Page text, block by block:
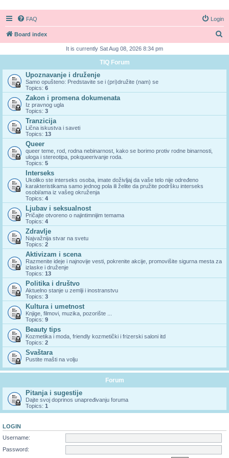
FAQ Login
Board index
r
It is currently Sat Aug 08, 2026 8:34 pm
TIQ Forum
Upoznavanje i druženje
Samo opušteno: Predstavite se i (pri)družite (nam) se
Topics: 6
Zakon i promena dokumenata
Iz pravnog ugla
Topics: 3
Tranzicija
Lična iskustva i saveti
Topics: 13
Queer
queer teme, rod, rodna nebinarnost, kako se borimo protiv rodne binarnosti,
uloga i stereotipa, pokqueerivanje roda.
Topics: 5
Interseks
Ukoliko ste interseks osoba, imate doživljaj da vaše telo nije određeno
karakteristikama samo jednog pola ili želite da pružite podršku interseks
osobi/ama iz vašeg okruženja
Topics: 4
Ljubav i seksualnost
Pričajte otvoreno o najintimnijim temama
Topics: 4
Zdravlje
Najvažnija stvar na svetu
Topics: 2
Aktivizam i scena
Razmenite ideje i najnovije vesti, pokrenite akcije, promovišite sigurna mesta za
izlaske i druženje
Topics: 13
Politika i društvo
Aktuelno stanje u zemlji i inostranstvu
Topics: 3
Kultura i umetnost
Knjige, filmovi, muzika, pozorište ...
Topics: 9
Beauty tips
Kozmetika i moda, friendly kozmetički i frizerski saloni itd
Topics: 2
Svaštara
Pustite mašti na volju
Forum
Pitanja i sugestije
Dajte svoj doprinos unapređivanju foruma
Topics: 1
LOGIN
Username:
Password: